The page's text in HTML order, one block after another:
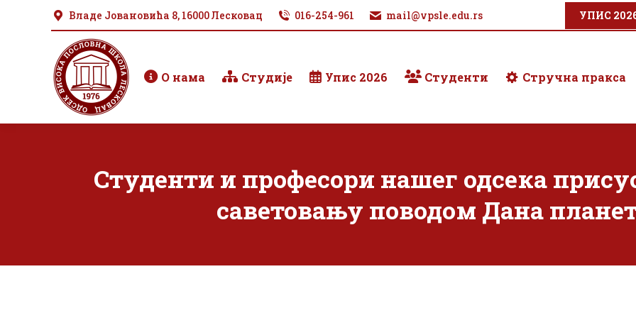
Владе Јовановића 8, 16000 Лесковац 016-254-961 mail@vpsle.edu.rs УПИС
О нама Студије Упис 2026 Студенти Стручна пракса
Студенти и професори нашег одсека
саветовању поводом Дана